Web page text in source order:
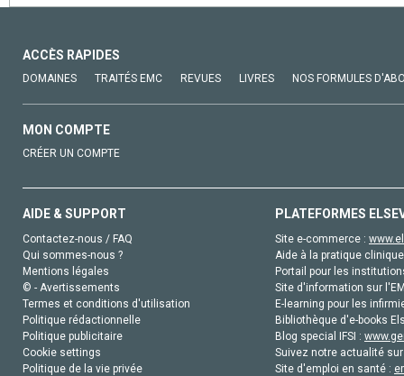
ACCÈS RAPIDES
DOMAINES TRAITÉS EMC REVUES LIVRES NOS FORMULES
MON COMPTE
CRÉER UN COMPTE
AIDE & SUPPORT
Contactez-nous / FAQ
Qui sommes-nous ?
Mentions légales
© - Avertissements
Termes et conditions d'utilisation
Politique rédactionnelle
Politique publicitaire
Cookie settings
Politique de la vie privée
PLATEFORMES
Site e-commerce :
Aide à la pratique
Portail pour les
Site d'information sur
E-learning pour les
Bibliothèque d'e-books
Blog special IFSI :
Suivez notre actualité
Site d'emploi en santé :